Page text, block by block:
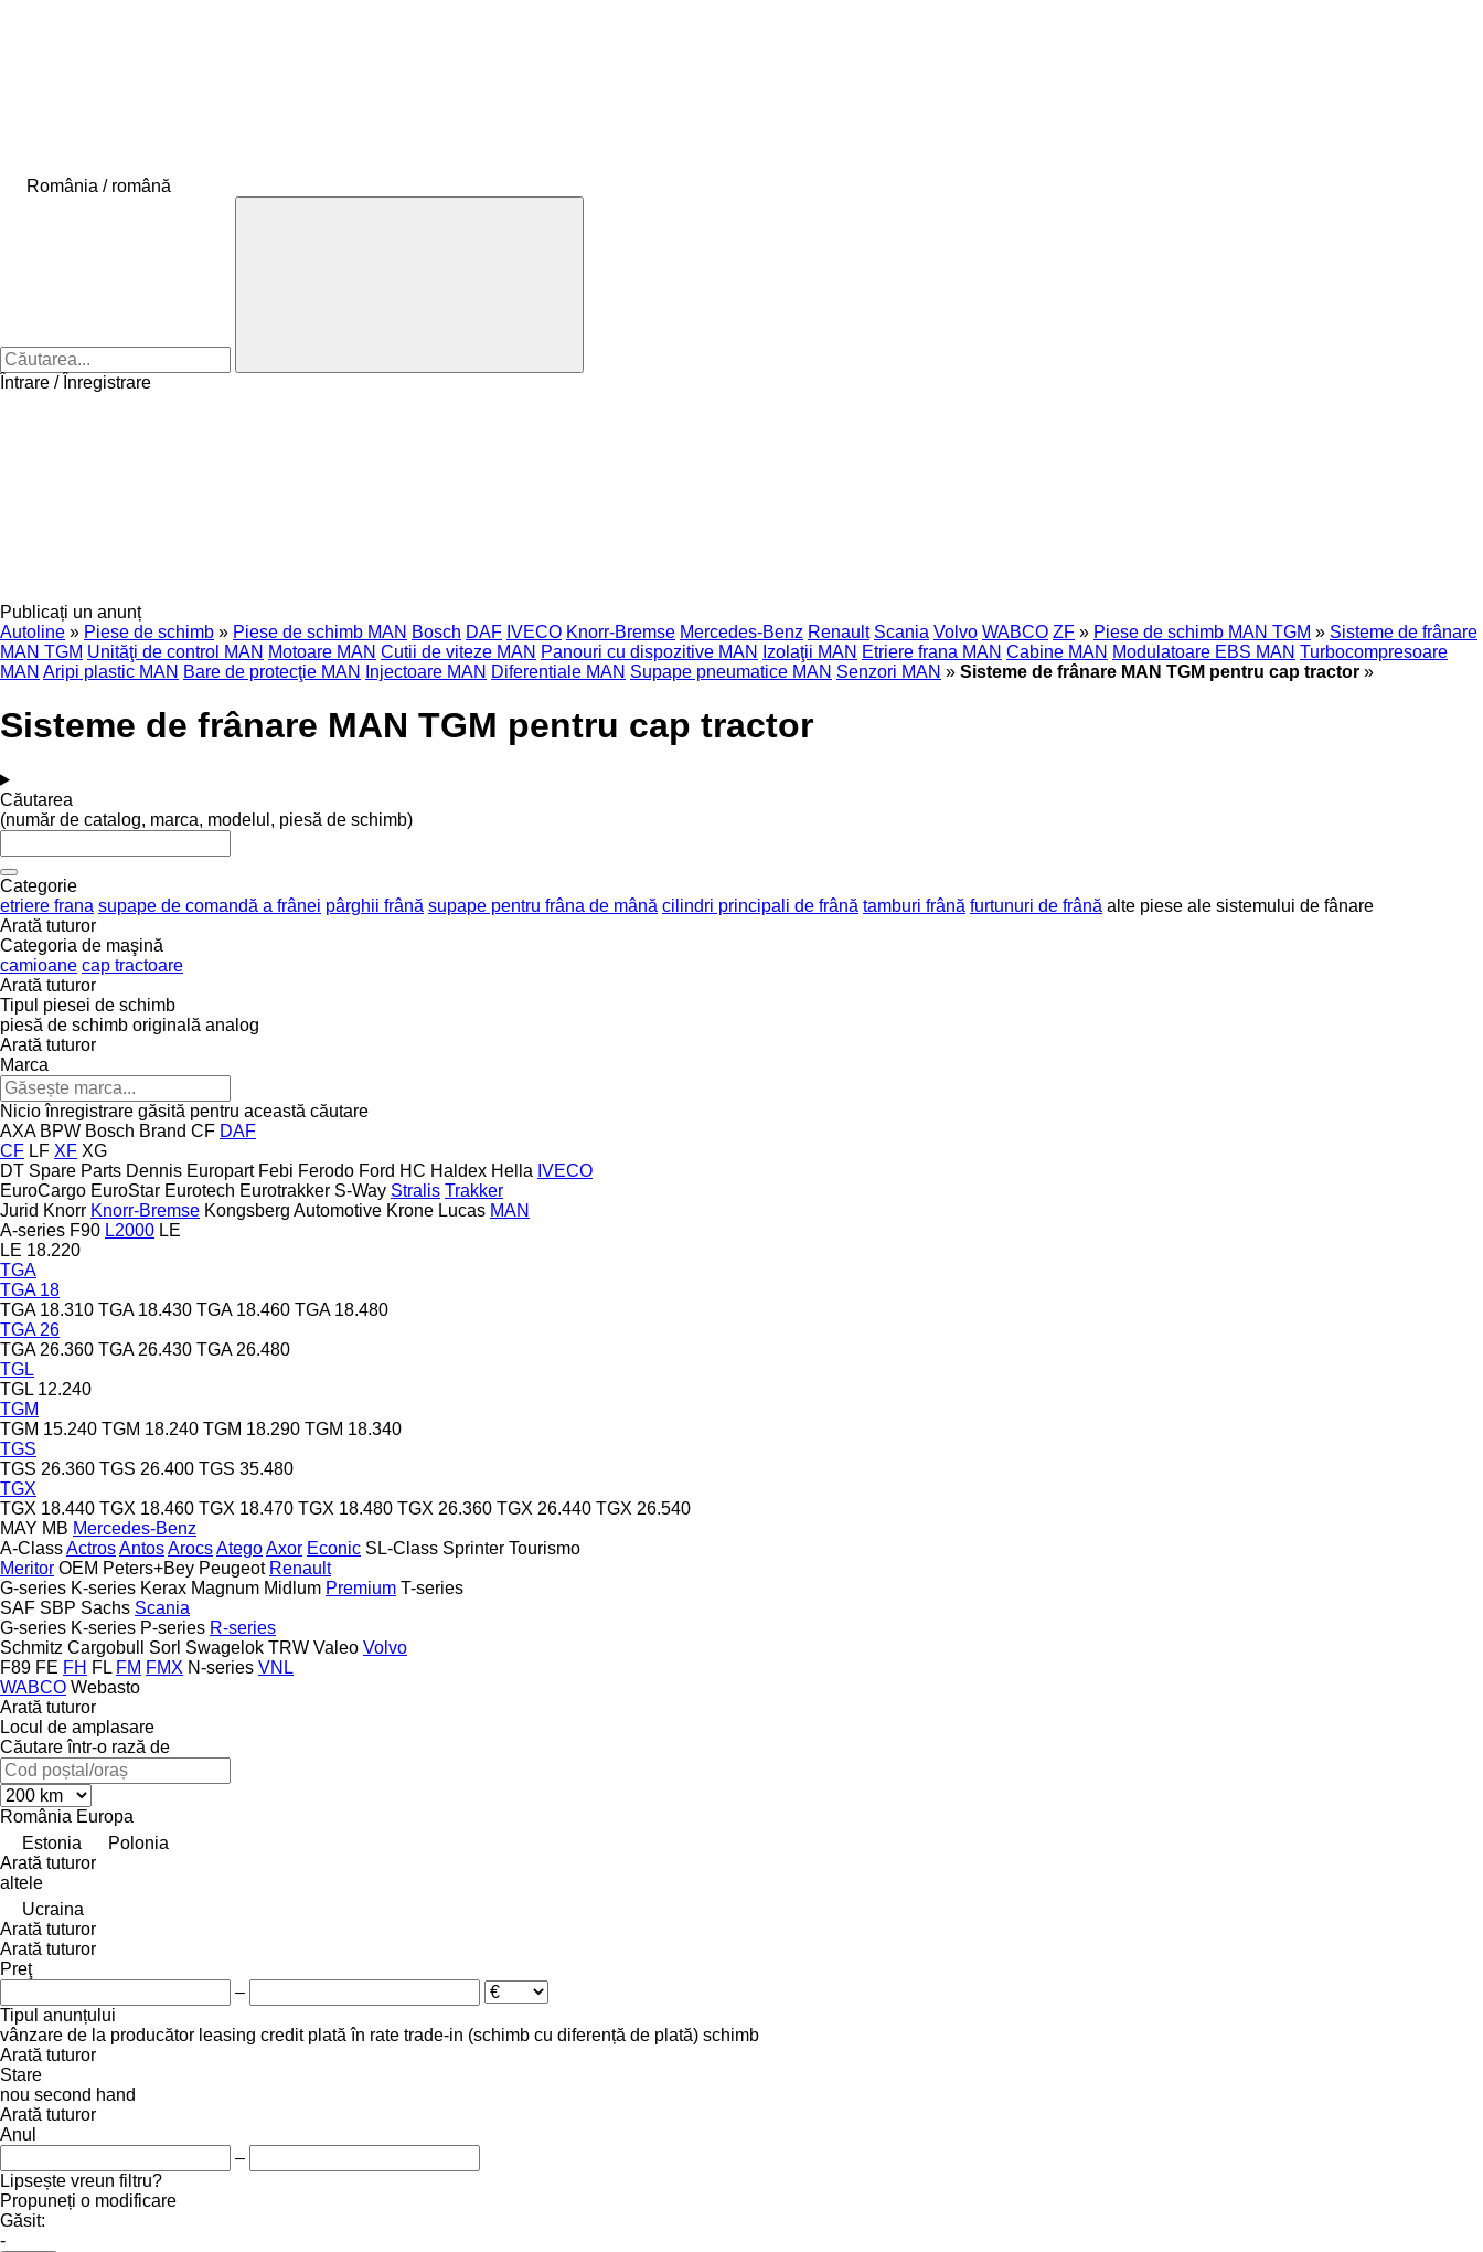
România / română
Întrare / Înregistrare
Publicați un anunț
Autoline » Piese de schimb » Piese de schimb MAN Bosch DAF IVECO Knorr-Bremse Mercedes-Benz Renault Scania Volvo WABCO ZF » Piese de schimb MAN TGM » Sisteme de frânare
MAN TGM Unităţi de control MAN Motoare MAN Cutii de viteze MAN Panouri cu dispozitive MAN Izolaţii MAN Etriere frana MAN Cabine MAN Modulatoare EBS MAN Turbocompresoare
MAN Aripi plastic MAN Bare de protecţie MAN Injectoare MAN Diferentiale MAN Supape pneumatice MAN Senzori MAN » Sisteme de frânare MAN TGM pentru cap tractor »
Sisteme de frânare MAN TGM pentru cap tractor
Căutarea
(număr de catalog, marca, modelul, piesă de schimb)
Categorie
etriere frana supape de comandă a frânei pârghii frână supape pentru frâna de mână cilindri principali de frână tamburi frână furtunuri de frână alte piese ale sistemului de fânare
Arată tuturor
Categoria de maşină
camioane cap tractoare
Arată tuturor
Tipul piesei de schimb
piesă de schimb originală analog
Arată tuturor
Marca
Nicio înregistrare găsită pentru această căutare
AXA BPW Bosch Brand CF DAF
CF LF XF XG
DT Spare Parts Dennis Europart Febi Ferodo Ford HC Haldex Hella IVECO
EuroCargo EuroStar Eurotech Eurotrakker S-Way Stralis Trakker
Jurid Knorr Knorr-Bremse Kongsberg Automotive Krone Lucas MAN
A-series F90 L2000 LE
LE 18.220
TGA
TGA 18
TGA 18.310 TGA 18.430 TGA 18.460 TGA 18.480
TGA 26
TGA 26.360 TGA 26.430 TGA 26.480
TGL
TGL 12.240
TGM
TGM 15.240 TGM 18.240 TGM 18.290 TGM 18.340
TGS
TGS 26.360 TGS 26.400 TGS 35.480
TGX
TGX 18.440 TGX 18.460 TGX 18.470 TGX 18.480 TGX 26.360 TGX 26.440 TGX 26.540
MAY MB Mercedes-Benz
A-ClassActrosAntosArocsAtegoAxor Econic SL-Class Sprinter Tourismo
Meritor OEM Peters+Bey Peugeot Renault
G-series K-series Kerax Magnum Midlum Premium T-series
SAF SBP Sachs Scania
G-series K-series P-series R-series
Schmitz Cargobull
Sorl Swagelok TRW Valeo Volvo
F89 FE FH FL FM FMX N-series VNL
WABCO Webasto
Arată tuturor
Locul de amplasare
Căutare într-o rază de
România Europa
Estonia
Polonia
Arată tuturor
altele
Ucraina
Arată tuturor
Arată tuturor
Preţ
–
Tipul anunțului
vânzare de la producător leasing credit plată în rate trade-in (schimb cu diferență de plată) schimb
Arată tuturor
Stare
nou second hand
Arată tuturor
Anul
–
Lipsește vreun filtru?
Propuneți o modificare
Găsit:
-